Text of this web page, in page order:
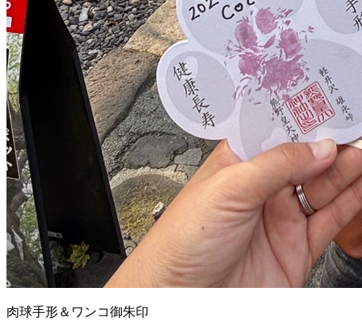
肉球手形＆ワンコ御朱印